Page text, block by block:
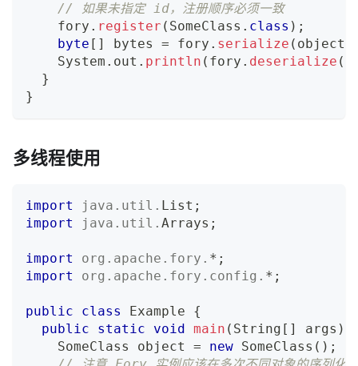
// 如果未指定 id，注册顺序必须一致
    fory
. register ( SomeClass . class ) ;
byte [ ] bytes = fory . serialize ( object
System . out . println ( fory . deserialize (
}
}
多线程使用
import java . util . List ;
import
java . util . Arrays ;
import org . apache . fory . * ;
import
org . apache . fory . config . * ;
public class Example
{
public
static void main ( String [ ] args )
SomeClass
object = new SomeClass ( ) ;